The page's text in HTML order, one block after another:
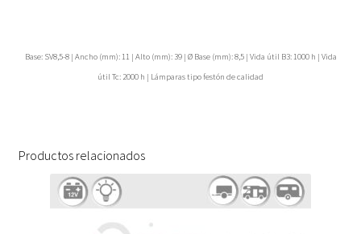
Base: SV8,5-8 | Ancho (mm): 11 | Alto (mm): 39 | Ø Base (mm): 8,5 | Vida útil B3: 1000 h | Vida
útil Tc: 2000 h | Lámparas tipo festón de calidad
Productos relacionados